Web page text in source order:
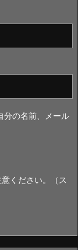
分の名前、メール
ください。（ス